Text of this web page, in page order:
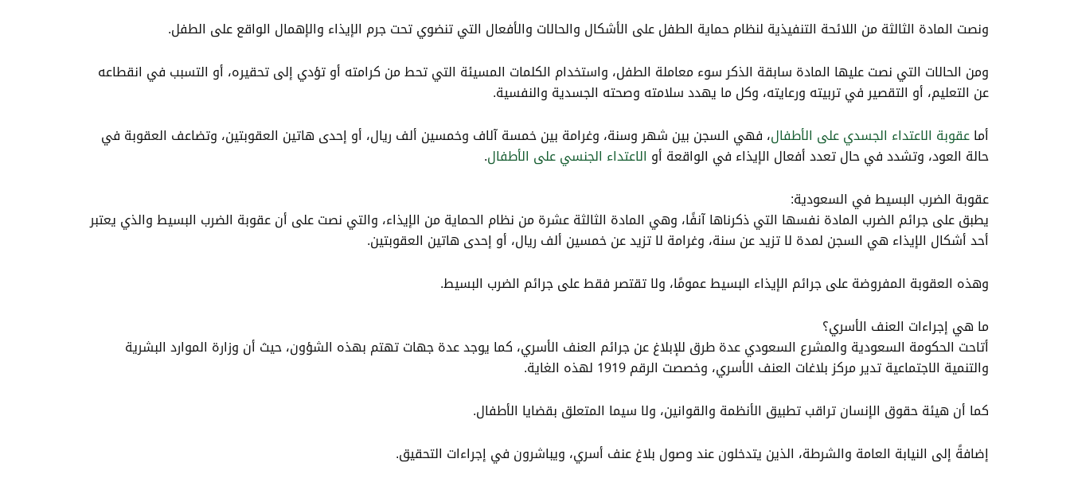
ونصت المادة الثالثة من اللائحة التنفيذية لنظام حماية الطفل على الأشكال والحالات والأفعال التي تنضوي تحت جرم الإيذاء والإهمال الواقع على الطفل.
ومن الحالات التي نصت عليها المادة سابقة الذكر سوء معاملة الطفل، واستخدام الكلمات المسيئة التي تحط من كرامته أو تؤدي إلى تحقيره، أو التسبب في انقطاعه
عن التعليم، أو التقصير في تربيته ورعايته، وكل ما يهدد سلامته وصحته الجسدية والنفسية.
أماعقوبة الاعتداء الجسدي على الأطفال، فهي السجن بين شهر وسنة، وغرامة بين خمسة آلاف وخمسين ألف ريال، أو إحدى هاتين العقوبتين، وتضاعف العقوبة في
حالة العود، وتشدد في حال تعدد أفعال الإيذاء في الواقعة أو الاعتداء الجنسي على الأطفال.
عقوبة الضرب البسيط في السعودية:
يطبق على جرائم الضرب المادة نفسها التي ذكرناها آنفًا، وهي المادة الثالثة عشرة من نظام الحماية من الإيذاء، والتي نصت على أن عقوبة الضرب البسيط والذي يعتبر
أحد أشكال الإيذاء هي السجن لمدة لا تزيد عن سنة، وغرامة لا تزيد عن خمسين ألف ريال، أو إحدى هاتين العقوبتين.
وهذه العقوبة المفروضة على جرائم الإيذاء البسيط عمومًا، ولا تقتصر فقط على جرائم الضرب البسيط.
ما هي إجراءات العنف الأسري؟
أتاحت الحكومة السعودية والمشرع السعودي عدة طرق للإبلاغ عن جرائم العنف الأسري، كما يوجد عدة جهات تهتم بهذه الشؤون، حيث أن وزارة الموارد البشرية
والتنمية الاجتماعية تدير مركز بلاغات العنف الأسري، وخصصت الرقم 1919 لهذه الغاية.
كما أن هيئة حقوق الإنسان تراقب تطبيق الأنظمة والقوانين، ولا سيما المتعلق بقضايا الأطفال.
إضافةً إلى النيابة العامة والشرطة، الذين يتدخلون عند وصول بلاغ عنف أسري، ويباشرون في إجراءات التحقيق.